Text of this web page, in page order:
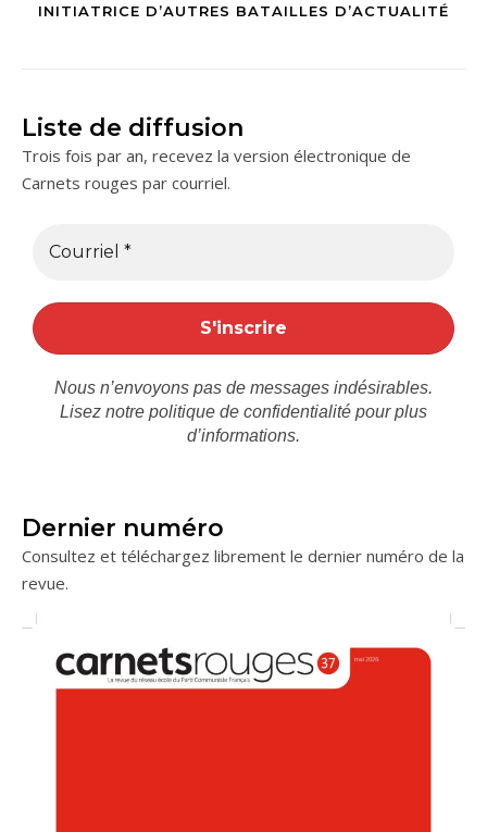
INITIATRICE D’AUTRES BATAILLES D’ACTUALITÉ
Liste de diffusion
Trois fois par an, recevez la version électronique de
Carnets rouges par courriel.
Nous n’envoyons pas de messages indésirables.
Lisez notre politique de confidentialité pour plus
d’informations.
Dernier numéro
Consultez et téléchargez librement le dernier numéro de la
revue.